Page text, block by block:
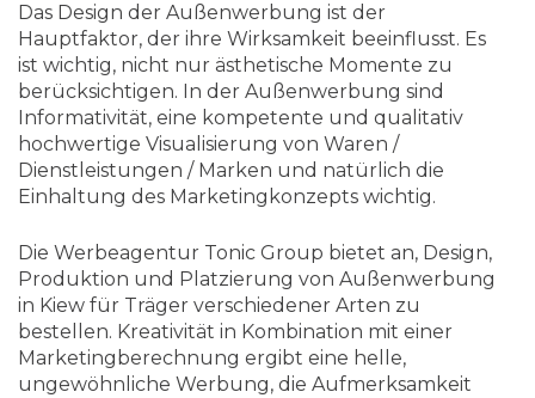
Das Design der Außenwerbung ist der
Hauptfaktor, der ihre Wirksamkeit beeinflusst. Es
ist wichtig, nicht nur ästhetische Momente zu
berücksichtigen. In der Außenwerbung sind
Informativität, eine kompetente und qualitativ
hochwertige Visualisierung von Waren /
Dienstleistungen / Marken und natürlich die
Einhaltung des Marketingkonzepts wichtig.
Die Werbeagentur Tonic Group bietet an, Design,
Produktion und Platzierung von Außenwerbung
in Kiew für Träger verschiedener Arten zu
bestellen. Kreativität in Kombination mit einer
Marketingberechnung ergibt eine helle,
ungewöhnliche Werbung, die Aufmerksamkeit